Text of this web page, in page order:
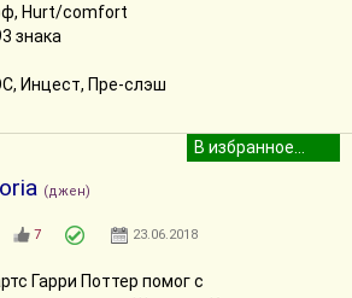
Hurt/comfort
знака
Инцест, Пре-слэш
(джен)
7 23.06.2018
Гарри Поттер помог с